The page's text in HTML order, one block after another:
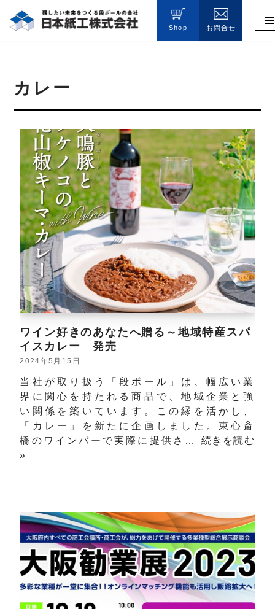
コ
ツ
Shop お問合せ
カレー
ワイン好きのあなたへ贈る～地域特産スパ
イスカレー 発売
2024年5月15日
当社が取り扱う「段ボール」は、幅広い業
界に関心を持たれる商品で、地域企業と強
い関係を築いています。この縁を活かし、
「カレー」を新たに企画しました。東心斎
橋のワインバーで実際に提供さ… 続きを読む
»